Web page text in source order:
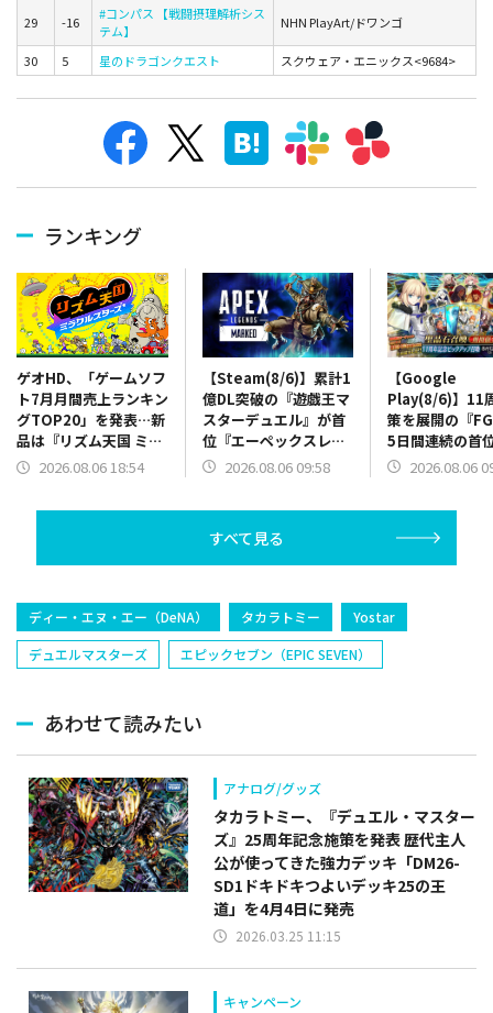
29 -16
#コンパス 【戦闘摂理解析シス
テム】
NHN PlayArt/ドワンゴ
30 5 星のドラゴンクエスト スクウェア・エニックス<9684>
ランキング
ゲオHD、「ゲームソフ
ト7月月間売上ランキン
グTOP20」を発表…新
品は『リズム天国 ミラ
クルスターズ』、中古
2026.08.06 18:54
【Steam(8/6)】累計1
億DL突破の『遊戯王マ
スターデュエル』が首
位『エーペックスレジ
ェンズ』に迫る 『七
2026.08.06 09:58
【Google
Play(8/6)】11
策を展開の『
5日間連続の首
走 200万ダウ
2026.08.06
すべて見る
ディー・エヌ・エー（DeNA） タカラトミー
Yostar
デュエルマスターズ
エピックセブン（EPIC SEVEN）
あわせて読みたい
アナログ/グッズ
タカラトミー、『デュエル・マスター
ズ』25周年記念施策を発表 歴代主人
公が使ってきた強力デッキ「DM26-
SD1ドキドキつよいデッキ25の王
道」を4月4日に発売
2026.03.25 11:15
キャンペーン